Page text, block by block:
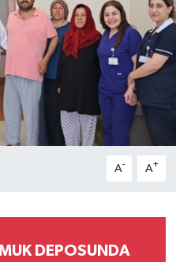
A- A+
DEPOSUNDA